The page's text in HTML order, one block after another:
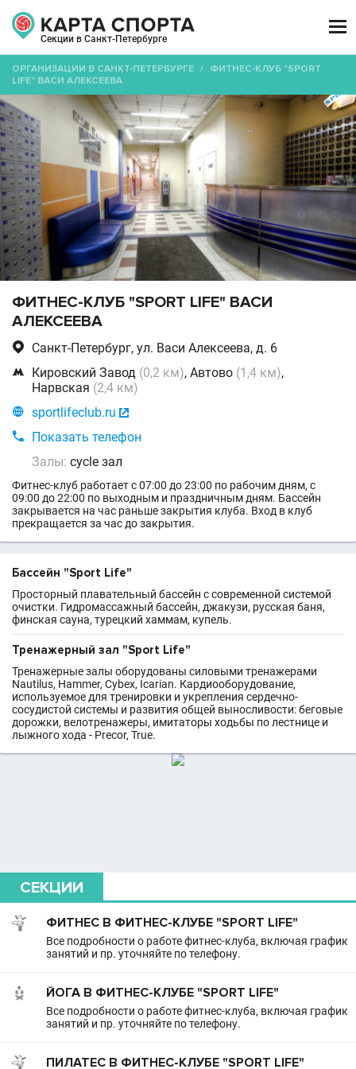
Секции в Санкт-Петербурге

ОРГАНИЗАЦИИ В САНКТ-ПЕТЕРБУРГЕ / ФИТНЕС-КЛУБ "SPORT
LIFE" ВАСИ АЛЕКСЕЕВА
ФИТНЕС-КЛУБ "SPORT LIFE" ВАСИ
АЛЕКСЕЕВА
 Санкт-Петербург, ул. Васи Алексеева, д. 6
 Кировский Завод (0,2 км), Автово (1,4 км),
Нарвская (2,4 км)
 sportlifeclub.ru 

Показать телефон
Залы: cycle зал
Фитнес-клуб работает с 07:00 до 23:00 по рабочим дням, с
09:00 до 22:00 по выходным и праздничным дням. Бассейн
закрывается на час раньше закрытия клуба. Вход в клуб
прекращается за час до закрытия.
Бассейн "Sport Life"
Просторный плавательный бассейн с современной системой
очистки. Гидромассажный бассейн, джакузи, русская баня,
финская сауна, турецкий хаммам, купель.
Тренажерный зал "Sport Life"
Тренажерные залы оборудованы силовыми тренажерами
Nautilus, Hammer, Cybex, Icarian. Кардиооборудование,
используемое для тренировки и укрепления сердечно-
сосудистой системы и развития общей выносливости: беговые
дорожки, велотренажеры, имитаторы ходьбы по лестнице и
лыжного хода - Precor, True.
СЕКЦИИ
ФИТНЕС В ФИТНЕС-КЛУБЕ "SPORT LIFE"
Все подробности о работе фитнес-клуба, включая график
занятий и пр. уточняйте по телефону.
ЙОГА В ФИТНЕС-КЛУБЕ "SPORT LIFE"
Все подробности о работе фитнес-клуба, включая график
занятий и пр. уточняйте по телефону.
ПИЛАТЕС В ФИТНЕС-КЛУБЕ "SPORT LIFE"